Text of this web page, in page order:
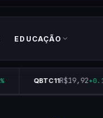
EDUCAÇÃO
QBTC11R$19,92